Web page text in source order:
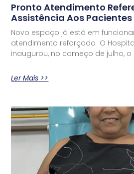
Pronto Atendimento
Assistência Aos Pacientes
Novo espaço já está em
atendimento reforçado O
inaugurou, no começo de julho, o
Ler Mais >>